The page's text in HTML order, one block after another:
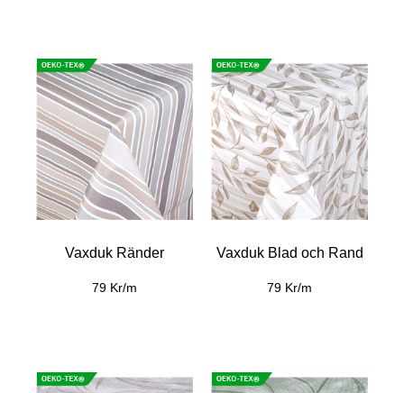
Vaxduk Ränder
79 Kr/m
Vaxduk Blad och Rand
79 Kr/m